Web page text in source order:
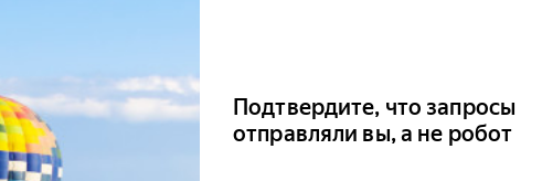
Подтвердите, что запросы
отправляли вы, а не робот